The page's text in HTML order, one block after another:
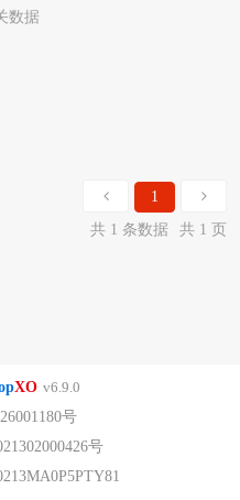
数据
1
共 1 条数据
共 1 页
XO v6.9.0
号
号